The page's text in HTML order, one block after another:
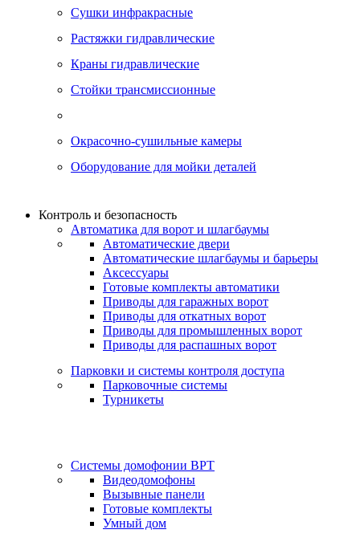
Сушки инфракрасные
Растяжки гидравлические
Краны гидравлические
Стойки трансмиссионные
Окрасочно-сушильные камеры
Оборудование для мойки деталей
Контроль и безопасность
Автоматика для ворот и шлагбаумы
Автоматические двери
Автоматические шлагбаумы и барьеры
Аксессуары
Готовые комплекты автоматики
Приводы для гаражных ворот
Приводы для откатных ворот
Приводы для промышленных ворот
Приводы для распашных ворот
Парковки и системы контроля доступа
Парковочные системы
Турникеты
Системы домофонии BPT
Видеодомофоны
Вызывные панели
Готовые комплекты
Умный дом